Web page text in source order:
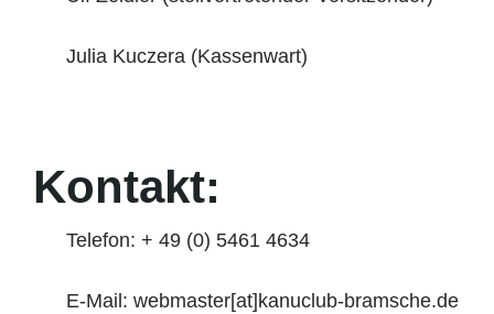
Julia Kuczera (Kassenwart)
Kontakt:
Telefon: + 49 (0) 5461 4634
E-Mail: webmaster[at]kanuclub-bramsche.de